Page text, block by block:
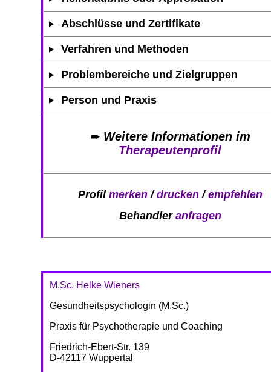
Abschlüsse und Zertifikate
Verfahren und Methoden
Problembereiche und Zielgruppen
Person und Praxis
➨ Weitere Informationen im
Therapeutenprofil
Profil merken/drucken/empfehlen
Behandler anfragen
M.Sc. Helke Wieners
Gesundheitspsychologin (M.Sc.)
Praxis für Psychotherapie und Coaching
Friedrich-Ebert-Str. 139
D-42117 Wuppertal